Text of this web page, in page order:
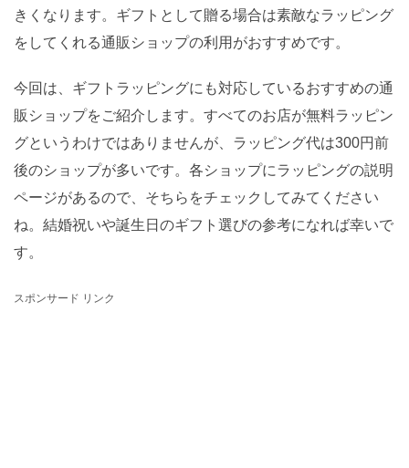
きくなります。ギフトとして贈る場合は素敵なラッピング
をしてくれる通販ショップの利用がおすすめです。
今回は、ギフトラッピングにも対応しているおすすめの通
販ショップをご紹介します。すべてのお店が無料ラッピン
グというわけではありませんが、ラッピング代は300円前
後のショップが多いです。各ショップにラッピングの説明
ページがあるので、そちらをチェックしてみてください
ね。結婚祝いや誕生日のギフト選びの参考になれば幸いで
す。
スポンサード リンク